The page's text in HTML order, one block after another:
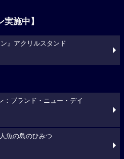
施中】
』アクリルスタンド
ブランド・ニュー・デイ
魚の島のひみつ